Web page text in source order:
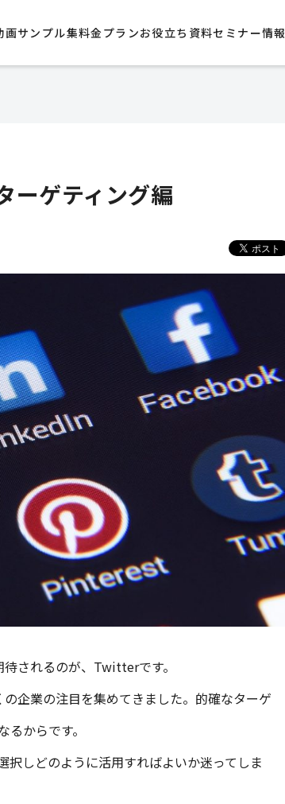
画サンプル集​料金プランお役立ち資料セミナー情報
ーゲティング編
されるのが、Twitterです。
企業の注目を集めてきました。的確なターゲ
からです。
択しどのように活用すればよいか迷ってしま